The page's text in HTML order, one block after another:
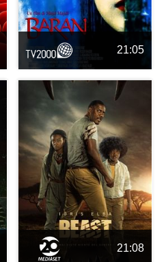
21:05
21:08